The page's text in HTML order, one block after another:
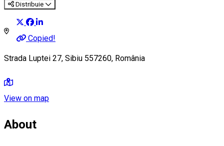
Distribuie
Copied!
Strada Luptei 27, Sibiu 557260, România
View on map
About